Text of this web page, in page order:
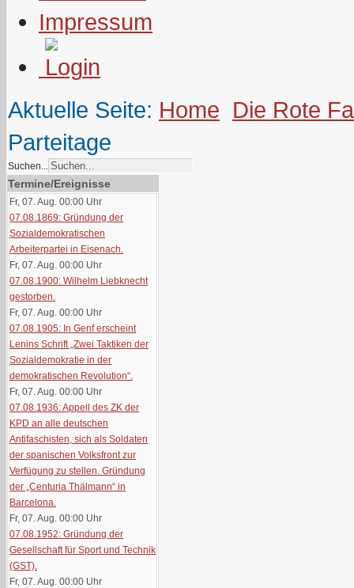
Impressum
Aktuelle Seite: Home Die Rote
Parteitage
Suchen...
Termine/Ereignisse
Fr, 07. Aug. 00:00 Uhr
07.08.1869: Gründung der
Sozialdemokratischen
Arbeiterpartei in Eisenach.
Fr, 07. Aug. 00:00 Uhr
07.08.1900: Wilhelm Liebknecht
gestorben.
Fr, 07. Aug. 00:00 Uhr
07.08.1905: In Genf erscheint
Lenins Schrift „Zwei Taktiken der
Sozialdemokratie in der
demokratischen Revolution“.
Fr, 07. Aug. 00:00 Uhr
07.08.1936: Appell des ZK der
KPD an alle deutschen
Antifaschisten, sich als Soldaten
der spanischen Volksfront zur
Verfügung zu stellen. Gründung
der „Centuria Thälmann“ in
Barcelona.
Fr, 07. Aug. 00:00 Uhr
07.08.1952: Gründung der
Gesellschaft für Sport und Technik
(GST).
Fr, 07. Aug. 00:00 Uhr